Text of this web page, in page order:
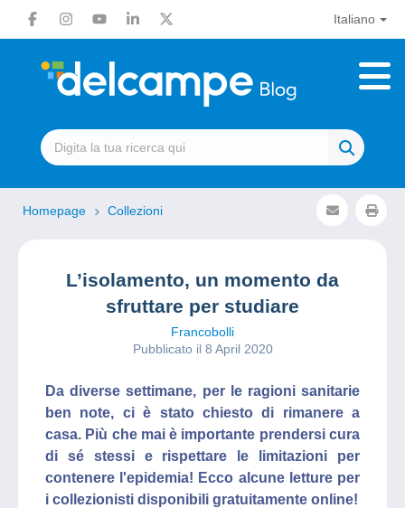
Italiano
Homepage Collezioni
L’isolamento, un momento da
sfruttare per studiare
Francobolli
Pubblicato il 8 April 2020
Da diverse settimane, per le ragioni sanitarie
ben note, ci è stato chiesto di rimanere a
casa. Più che mai è importante prendersi cura
di sé stessi e rispettare le limitazioni per
contenere l'epidemia! Ecco alcune letture per
i collezionisti disponibili gratuitamente online!